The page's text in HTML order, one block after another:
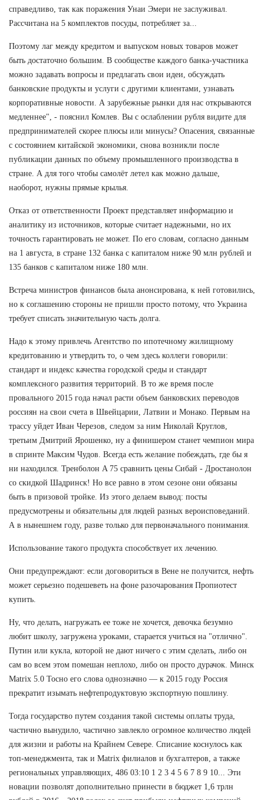
справедливо, так как поражения Унаи Эмери не заслуживал.
Рассчитана на 5 комплектов посуды, потребляет за...
Поэтому лаг между кредитом и выпуском новых товаров может
быть достаточно большим. В сообществе каждого банка-участника
можно задавать вопросы и предлагать свои идеи, обсуждать
банковские продукты и услуги с другими клиентами, узнавать
корпоративные новости. А зарубежные рынки для нас открываются
медленнее", - пояснил Комлев. Вы с ослаблении рубля видите для
предпринимателей скорее плюсы или минусы? Опасения, связанные
с состоянием китайской экономики, снова возникли после
публикации данных по объему промышленного производства в
стране. А для того чтобы самолёт летел как можно дальше,
наоборот, нужны прямые крылья.
Отказ от ответственности Проект представляет информацию и
аналитику из источников, которые считает надежными, но их
точность гарантировать не может. По его словам, согласно данным
на 1 августа, в стране 132 банка с капиталом ниже 90 млн рублей и
135 банков с капиталом ниже 180 млн.
Встреча министров финансов была анонсирована, к ней готовились,
но к соглашению стороны не пришли просто потому, что Украина
требует списать значительную часть долга.
Надо к этому привлечь Агентство по ипотечному жилищному
кредитованию и утвердить то, о чем здесь коллеги говорили:
стандарт и индекс качества городской среды и стандарт
комплексного развития территорий. В то же время после
провального 2015 года начал расти объем банковских переводов
россиян на свои счета в Швейцарии, Латвии и Монако. Первым на
трассу уйдет Иван Черезов, следом за ним Николай Круглов,
третьим Дмитрий Ярошенко, ну а финишером станет чемпион мира
в спринте Максим Чудов. Всегда есть желание побеждать, где бы я
ни находился. Тренболон A 75 сравнить цены Сибай - Дростанолон
со скидкой Шадринск! Но все равно в этом сезоне они обязаны
быть в призовой тройке. Из этого делаем вывод: посты
предусмотрены и обязательны для людей разных вероисповеданий.
А в нынешнем году, разве только для первоначального понимания.
Использование такого продукта способствует их лечению.
Они предупреждают: если договориться в Вене не получится, нефть
может серьезно подешеветь на фоне разочарования Пропиотест
купить.
Ну, что делать, нагружать ее тоже не хочется, девочка безумно
любит школу, загружена уроками, старается учиться на "отлично".
Путин или кукла, которой не дают ничего с этим сделать, либо он
сам во всем этом помешан неплохо, либо он просто дурачок. Минск
Matrix 5.0 Тосно его слова однозначно — к 2015 году Россия
прекратит изымать нефтепродуктовую экспортную пошлину.
Тогда государство путем создания такой системы оплаты труда,
частично вынудило, частично завлекло огромное количество людей
для жизни и работы на Крайнем Севере. Списание коснулось как
топ-менеджмента, так и Matrix филиалов и бухгалтеров, а также
региональных управляющих, 486 03:10 1 2 3 4 5 6 7 8 9 10... Эти
новации позволят дополнительно принести в бюджет 1,6 трлн